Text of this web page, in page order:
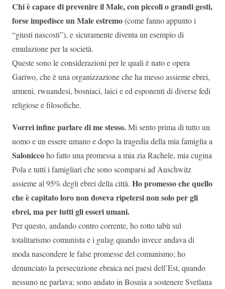
Chi è capace di prevenire il Male, con piccoli o grandi gesti,
forse impedisce un Male estremo(come fanno appunto i
“giusti nascosti”), e sicuramente diventa un esempio di
emulazione per la società.
Queste sono le considerazioni per le quali è nato e opera
Gariwo, che è una organizzazione che ha messo assieme ebrei,
armeni, rwuandesi, bosniaci, laici e ed esponenti di diverse fedi
religiose e filosofiche.
Vorrei infine parlare di me stesso.Mi sento prima di tutto un
uomo e un essere umano e dopo la tragedia della mia famiglia a
Saloniccoho fatto una promessa a mia zia Rachele, mia cugina
Pola e tutti i famigliari che sono scomparsi ad Auschwitz
assieme al 95% degli ebrei della città. Ho promesso che quello
che è capitato loro non doveva ripetersi non solo per gli
ebrei, ma per tutti gli esseri umani.
Per questo, andando contro corrente, ho rotto tabù sul
totalitarismo comunista e i gulag quando invece andava di
moda nascondere le false promesse del comunismo; ho
denunciato la persecuzione ebraica nei paesi dell’Est, quando
nessuno ne parlava; sono andato in Bosnia a sostenere Svetlana